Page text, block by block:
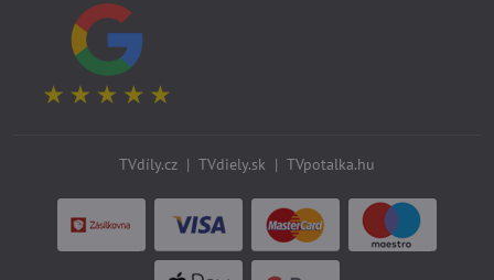
TVdíly.cz | TVdiely.sk | TVpotalka.hu